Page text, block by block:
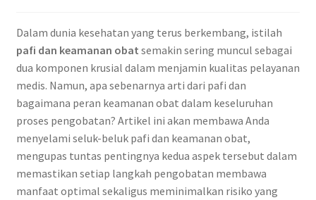
Dalam dunia kesehatan yang terus berkembang, istilah
pafi dan keamanan obat semakin sering muncul sebagai
dua komponen krusial dalam menjamin kualitas pelayanan
medis. Namun, apa sebenarnya arti dari pafi dan
bagaimana peran keamanan obat dalam keseluruhan
proses pengobatan? Artikel ini akan membawa Anda
menyelami seluk-beluk pafi dan keamanan obat,
mengupas tuntas pentingnya kedua aspek tersebut dalam
memastikan setiap langkah pengobatan membawa
manfaat optimal sekaligus meminimalkan risiko yang